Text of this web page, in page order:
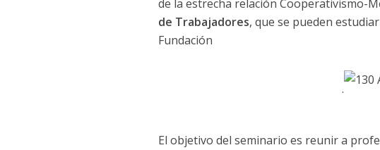
de la estrecha relación Cooperativismo-
de Trabajadores, que se pueden
Fundación
.
El objetivo del seminario es reunir a